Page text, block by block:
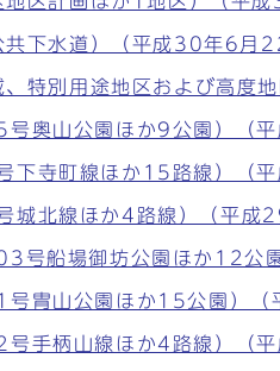
下水道）（平成30年6月
特別用途地区および高度
奥山公園ほか9公園）（
下寺町線ほか15路線）（
城北線ほか4路線）（平成
号船場御坊公園ほか12公
胄山公園ほか15公園）（
手柄山線ほか4路線）（